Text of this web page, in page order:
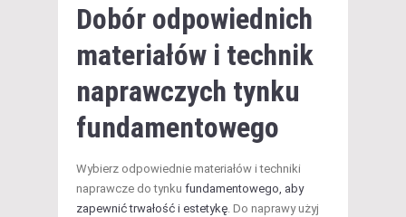
Dobór odpowiednich
materiałów i technik
naprawczych tynku
fundamentowego
Wybierz odpowiednie materiałów i techniki
naprawcze do tynku fundamentowego, aby
zapewnić trwałość i estetykę . Do naprawy użyj